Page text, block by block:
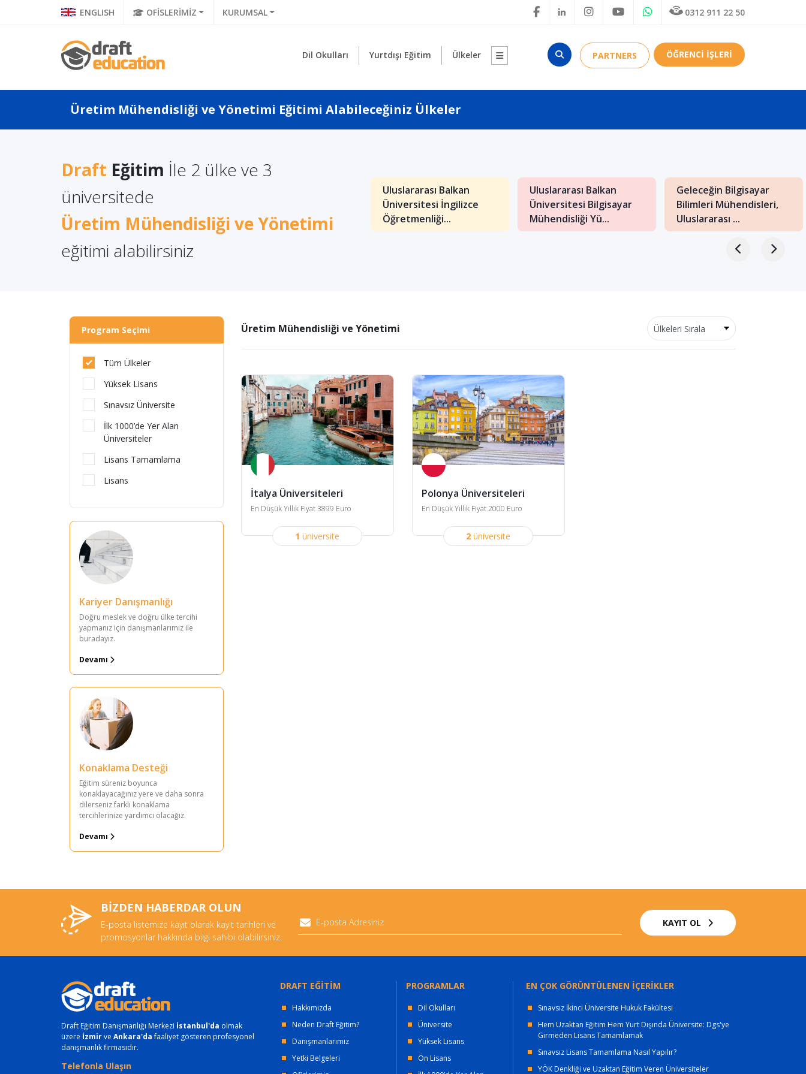
ENGLISH OFİSLERİMİZ KURUMSAL 0312 911 22 50
Dil Okulları Yurtdışı Eğitim Ülkeler PARTNERS ÖĞRENCİ İŞLERİ
Üretim Mühendisliği ve Yönetimi Eğitimi Alabileceğiniz Ülkeler
Draft Eğitim İle 2 ülke ve 3
üniversitede
Üretim Mühendisliği ve Yönetimi
eğitimi alabilirsiniz
Litvanya'da Yüksek
Lisans Eğitimi Almanın
Avantajları
Uluslararası Balkan
Üniversitesi İngilizce
Öğretmenliği...
Uluslararası Balkan
Üniversitesi Bilgisayar
Mühendisliği Yü...
Geleceğin Bilgisayar
Bilimleri Mühendisleri,
Uluslararası ...
Program Seçimi
Tüm Ülkeler
Yüksek Lisans
Sınavsız Üniversite
İlk 1000’de Yer Alan
Üniversiteler
Lisans Tamamlama
Lisans
Kariyer Danışmanlığı
Doğru meslek ve doğru ülke tercihi
yapmanız için danışmanlarımız ile
buradayız.
Devamı
Konaklama Desteği
Eğitim süreniz boyunca
konaklayacağınız yere ve daha sonra
dilerseniz farklı konaklama
tercihlerinize yardımcı olacağız.
Devamı
Üretim Mühendisliği ve Yönetimi
İtalya Üniversiteleri
En Düşük Yıllık Fiyat 3899 Euro
1 üniversite
Polonya Üniversiteleri
En Düşük Yıllık Fiyat 2000 Euro
2 üniversite
BİZDEN HABERDAR OLUN
E-posta listemize kayıt olarak kayıt tarihleri ve
promosyonlar hakkında bilgi sahibi olabilirsiniz.
KAYIT OL
Draft Eğitim Danışmanlığı Merkezi İstanbul'da olmak
üzere İzmirve Ankara'dafaaliyet gösteren profesyonel
danışmanlık firmasıdır.
Telefonla Ulaşın
DRAFT EĞİTİM
Hakkımızda
Neden Draft Eğitim?
Danışmanlarımız
Yetki Belgeleri
PROGRAMLAR
Dil Okulları
Üniversite
Yüksek Lisans
Ön Lisans
EN ÇOK GÖRÜNTÜLENEN İÇERİKLER
Sınavsız İkinci Üniversite Hukuk Fakültesi
Hem Uzaktan Eğitim Hem Yurt Dışında Üniversite: Dgs'ye
Girmeden Lisans Tamamlamak
Sınavsız Lisans Tamamlama Nasıl Yapılır?
YÖK Denkliği ve Uzaktan Eğitim Veren Üniversiteler